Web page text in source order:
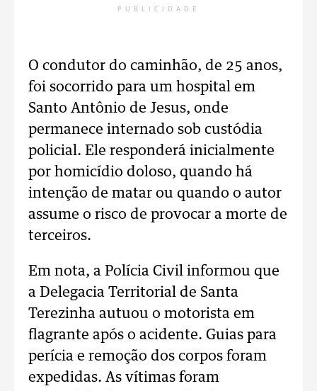
PUBLICIDADE
O condutor do caminhão, de 25 anos,
foi socorrido para um hospital em
Santo Antônio de Jesus, onde
permanece internado sob custódia
policial. Ele responderá inicialmente
por homicídio doloso, quando há
intenção de matar ou quando o autor
assume o risco de provocar a morte de
terceiros.
Em nota, a Polícia Civil informou que
a Delegacia Territorial de Santa
Terezinha autuou o motorista em
flagrante após o acidente. Guias para
perícia e remoção dos corpos foram
expedidas. As vítimas foram